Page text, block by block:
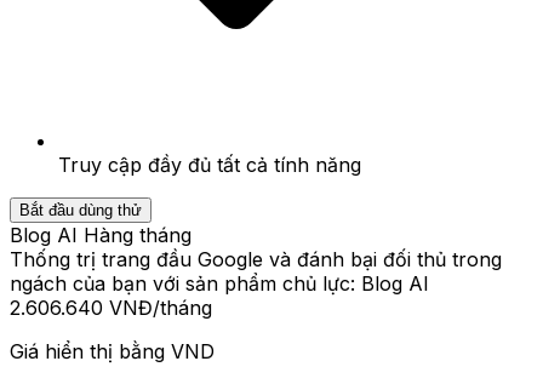
Truy cập đầy đủ tất cả tính năng
Bắt đầu dùng thử
Blog AI Hàng tháng
Thống trị trang đầu Google và đánh bại đối thủ trong
ngách của bạn với sản phẩm chủ lực: Blog AI
2.606.640 VNĐ/tháng
Giá hiển thị bằng VND